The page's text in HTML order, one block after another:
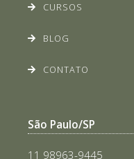
CURSOS
BLOG
CONTATO
São Paulo/SP
11 98963-9445